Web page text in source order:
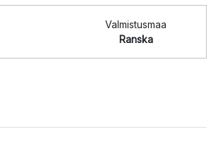
Valmistusmaa
Ranska